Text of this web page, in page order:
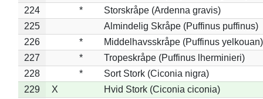
224
*
Storskråpe (Ardenna gravis)
225
Almindelig Skråpe (Puffinus puffinus)
226
*
Middelhavsskråpe (Puffinus yelkouan)
227
*
Tropeskråpe (Puffinus lherminieri)
228
*
Sort Stork (Ciconia nigra)
229
X
Hvid Stork (Ciconia ciconia)